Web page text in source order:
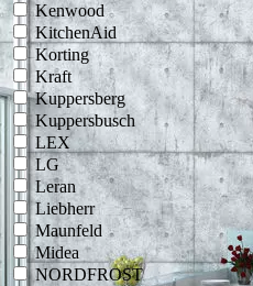
Kenwood
KitchenAid
Korting
Kraft
Kuppersberg
Kuppersbusch
LEX
LG
Leran
Liebherr
Maunfeld
Midea
NORDFROST